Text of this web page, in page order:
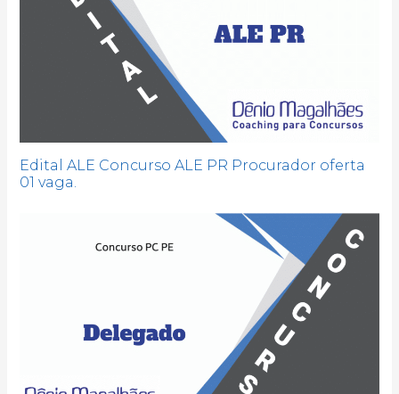
Edital ALE Concurso ALE PR Procurador oferta
01 vaga.